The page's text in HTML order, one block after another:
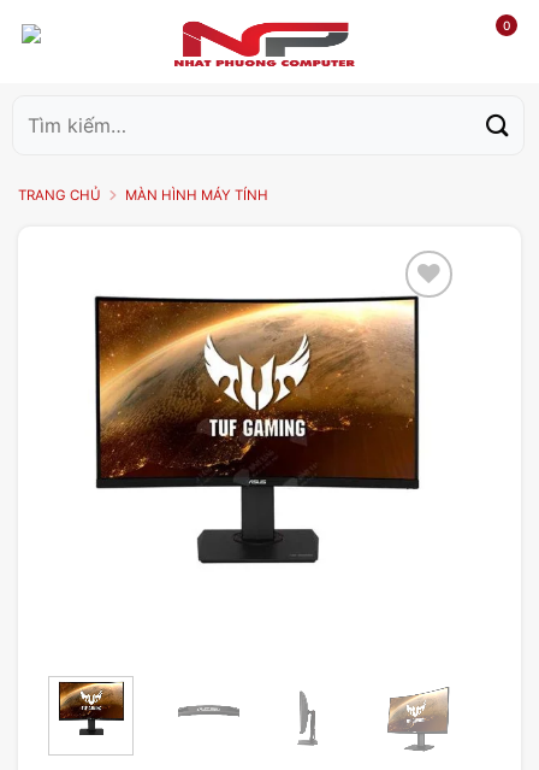
0
kiếm:
TRANG CHỦ MÀN HÌNH MÁY TÍNH
Add to
wishlist